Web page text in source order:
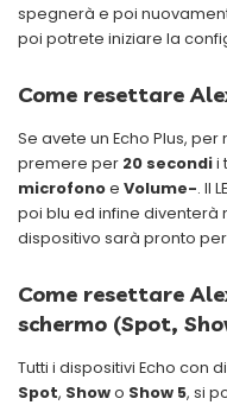
spegnerà e poi
poi potrete iniziare la
Come resettare
Se avete un Echo Plus,
premere per 20 secondii
microfonoe Volume-. Il
poi blu ed infine diventerà
dispositivo sarà pronto
Come resettare
schermo (Spot,
Tutti i dispositivi Echo con
Spot, Showo Show 5, si